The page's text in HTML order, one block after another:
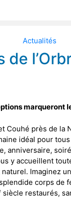
Actualités
de
marqueront
Couhé près de la
idéal pour
anniversaire,
y accueillent
Imaginez
corps de
siècle restaurés,